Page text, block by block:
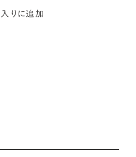
りに追加